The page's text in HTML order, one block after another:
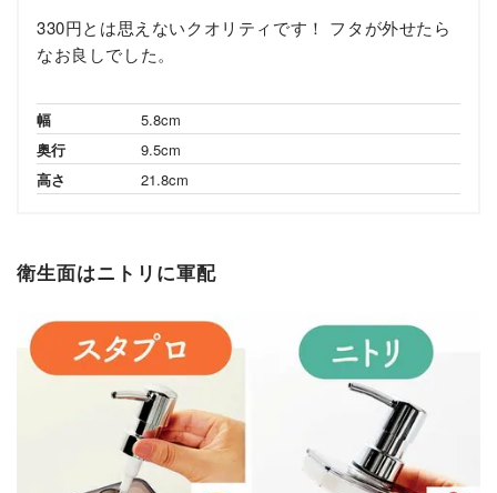
330円とは思えないクオリティです！ フタが外せたら
なお良しでした。
幅
5.8cm
奥行
9.5cm
高さ
21.8cm
衛生面はニトリに軍配